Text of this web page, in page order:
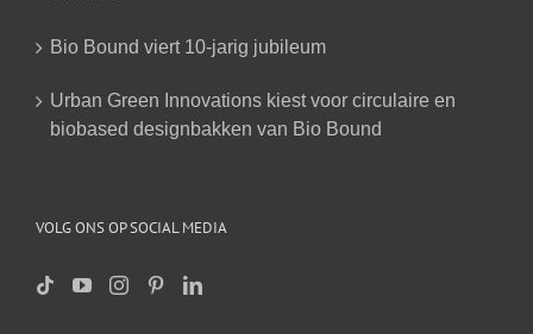
Bio Bound viert 10-jarig jubileum
Urban Green Innovations kiest voor circulaire en
biobased designbakken van Bio Bound
VOLG ONS OP SOCIAL MEDIA